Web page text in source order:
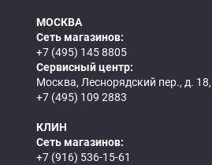
МОСКВА
Сеть магазинов:
+7 (495) 145 8805
Сервисный центр:
Москва, Леснорядский пер., д.
+7 (495) 109 2883
КЛИН
Сеть магазинов:
+7 (916) 536-15-61